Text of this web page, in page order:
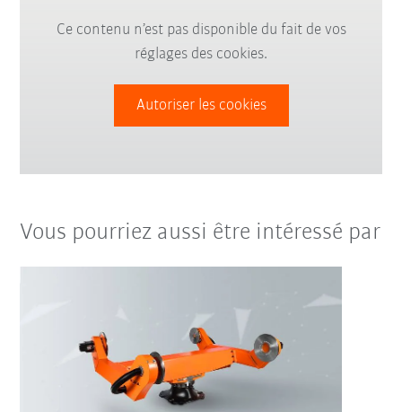
Ce contenu n’est pas disponible du fait de vos
réglages des cookies.
Autoriser les cookies
Vous pourriez aussi être intéressé par